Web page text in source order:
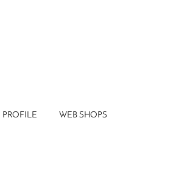
PROFILE WEB SHOPS